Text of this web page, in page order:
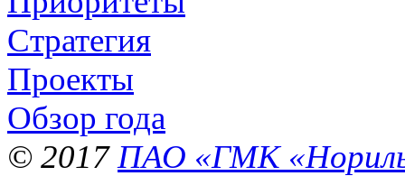
Стратегия
Проекты
Обзор года
© 2017 ПАО «ГМК